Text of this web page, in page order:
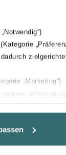
„Marketing“)
zu
können